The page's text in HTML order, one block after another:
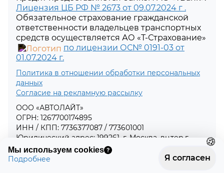
Мы используем cookies
Подробнее Я согласен
🍪
Лицензия ЦБ РФ № 2673 от 09.07.2024 г .
Обязательное страхование гражданской
ответственности владельцев транспортных
средств осуществляется АО «Т-Страхование»
по лицензии ОС№ 0191-03 от
01.07.2024 г.
Политика в отношении обработки персональных
данных
Согласие на рекламную рассылку
ООО «АВТОЛАЙТ»
ОГРН: 1267700174895
ИНН / КПП: 7736377087 / 773601001
Юридический адрес: 199261, г. Москва, вн.тер.г.
муниципальный округ Ломоносовский, пр-т
Ленинский, д. 85, помещ. 7П